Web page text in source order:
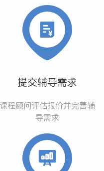
提交辅导需求
课程顾问评估报价并完善辅
导需求